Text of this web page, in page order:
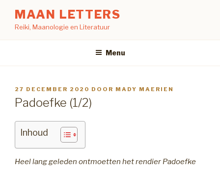
inhoud
springen
MAAN LETTERS
Reiki, Maanologie en Literatuur
Menu
GEPLAATST
OP
27 DECEMBER 2020 DOOR MADY MAERIEN
Padoefke (1/2)
Inhoud
Heel lang geleden ontmoetten het rendier Padoefke